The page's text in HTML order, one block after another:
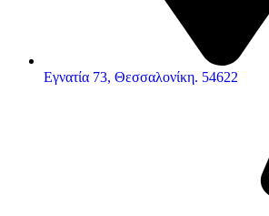
Εγνατία 73, Θεσσαλονίκη. 54622